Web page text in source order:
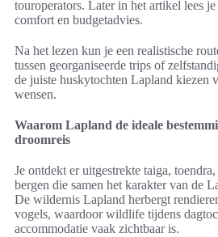
touroperators. Later in het artikel lees
comfort en budgetadvies.
Na het lezen kun je een realistische
tussen georganiseerde trips of
de juiste huskytochten Lapland kiezen
wensen.
Waarom Lapland de ideale
droomreis
Je ontdekt er uitgestrekte taiga,
bergen die samen het karakter van de
De wildernis Lapland herbergt
vogels, waardoor wildlife tijdens
accommodatie vaak zichtbaar is.